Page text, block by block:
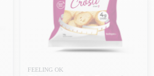
FEELING OK